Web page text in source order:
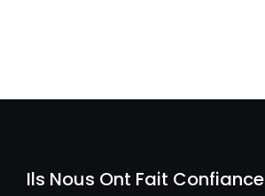
Ils Nous Ont Fait Confiance